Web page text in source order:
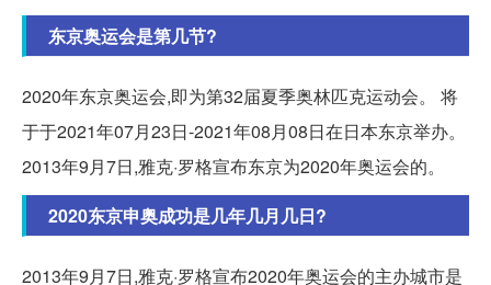
东京奥运会是第几节?
2020年东京奥运会,即为第32届夏季奥林匹克运动会。 将
于于2021年07月23日-2021年08月08日在日本东京举办。
2013年9月7日,雅克·罗格宣布东京为2020年奥运会的。
2020东京申奥成功是几年几月几日?
2013年9月7日,雅克·罗格宣布2020年奥运会的主办城市是